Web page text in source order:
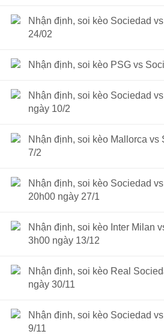
Nhận định, soi kèo Sociedad
24/02
Nhận định, soi kèo PSG vs
Nhận định, soi kèo Sociedad
ngày 10/2
Nhận định, soi kèo Mallorca vs
7/2
Nhận định, soi kèo Sociedad
20h00 ngày 27/1
Nhận định, soi kèo Inter Milan
3h00 ngày 13/12
Nhận định, soi kèo Real
ngày 30/11
Nhận định, soi kèo Sociedad
9/11